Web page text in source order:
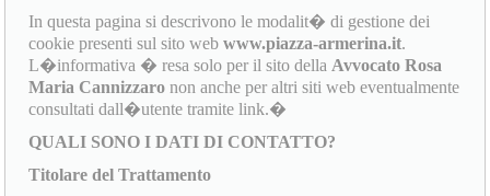
In questa pagina si descrivono le modalit� di gestione dei
cookie presenti sul sito webwww.piazza-armerina.it.
L�informativa � resa solo per il sito della Avvocato Rosa
Maria Cannizzaro non anche per altri siti web eventualmente
consultati dall�utente tramite link.�
QUALI SONO I DATI DI CONTATTO?
Titolare del Trattamento